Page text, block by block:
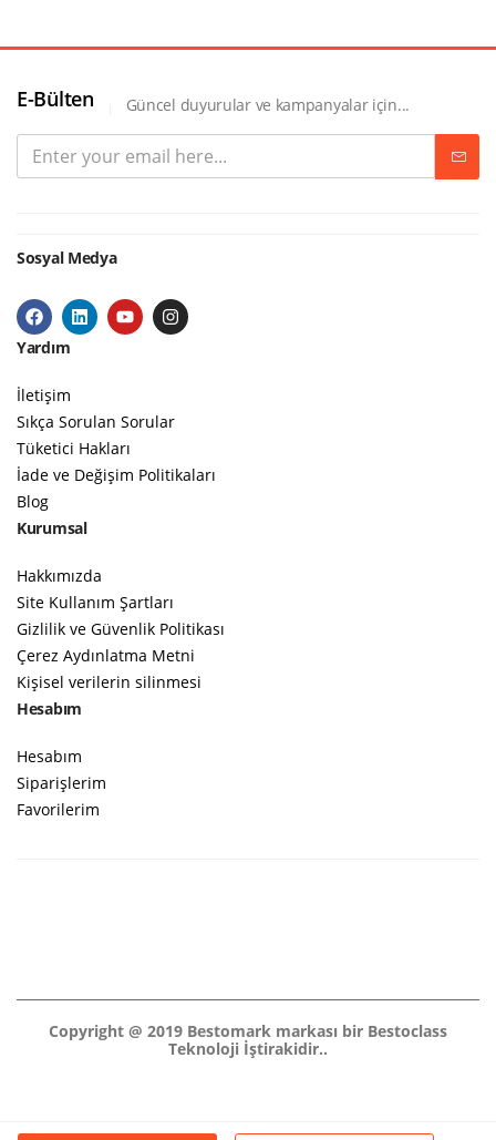
E-Bülten Güncel duyurular ve kampanyalar için...
Sosyal Medya
Yardım
İletişim
Sıkça Sorulan Sorular
Tüketici Hakları
İade ve Değişim Politikaları
Blog
Kurumsal
Hakkımızda
Site Kullanım Şartları
Gizlilik ve Güvenlik Politikası
Çerez Aydınlatma Metni
Kişisel verilerin silinmesi
Hesabım
Hesabım
Siparişlerim
Favorilerim
Copyright @ 2019 Bestomark markası bir Bestoclass
Teknoloji İştirakidir..